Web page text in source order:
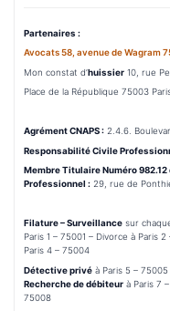
Partenaires :
Avocats 58, avenue de Wagram
Mon constat d’huissier 10, rue
Place de la République 75003
Agrément CNAPS : 2.4.6.
Responsabilité Civile
Membre Titulaire Numéro 982.12
Professionnel : 29, rue de
Filature – Surveillance sur
Paris 1 – 75001 – Divorce à Paris
Paris 4 – 75004
Détective privé à Paris 5 – 75005
Recherche de débiteur à Paris 7
75008